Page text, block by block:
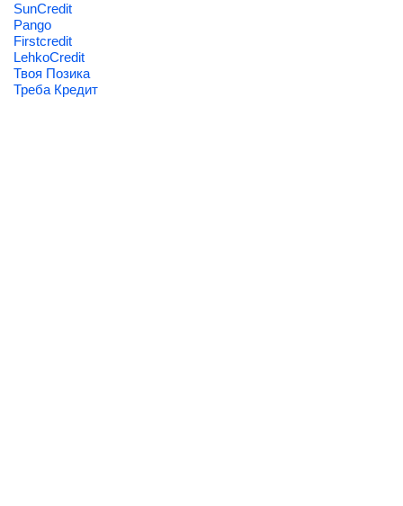
SunCredit
Pango
Firstcredit
LehkoCredit
Твоя Позика
Треба Кредит